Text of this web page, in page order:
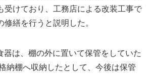
受けており、工務店による改装工事で
繕を行うと説明した。
は、棚の外に置いて保管をしていた
納棚へ収納したとして、今後は保管